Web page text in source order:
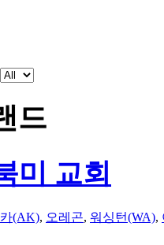
드
미 교회
(AK), 오레곤, 워싱턴(WA),